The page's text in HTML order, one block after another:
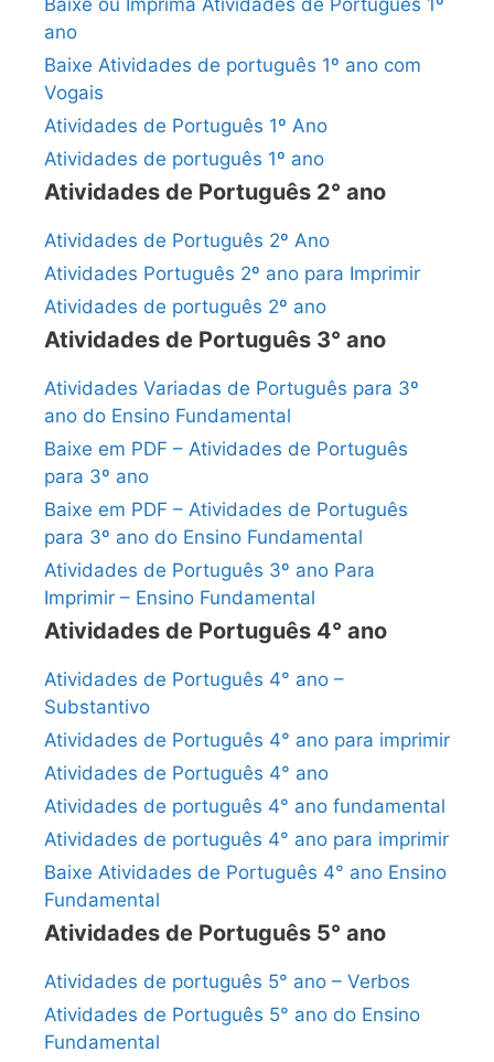
ano
Baixe Atividades de português 1º ano com
Vogais
Atividades de Português 1º Ano
Atividades de português 1º ano
Atividades de Português 2° ano
Atividades de Português 2º Ano
Atividades Português 2º ano para Imprimir
Atividades de português 2º ano
Atividades de Português 3° ano
Atividades Variadas de Português para 3º
ano do Ensino Fundamental
Baixe em PDF – Atividades de Português
para 3º ano
Baixe em PDF – Atividades de Português
para 3º ano do Ensino Fundamental
Atividades de Português 3º ano Para
Imprimir – Ensino Fundamental
Atividades de Português 4° ano
Atividades de Português 4° ano –
Substantivo
Atividades de Português 4° ano para imprimir
Atividades de Português 4° ano
Atividades de português 4° ano fundamental
Atividades de português 4° ano para imprimir
Baixe Atividades de Português 4° ano Ensino
Fundamental
Atividades de Português 5° ano
Atividades de português 5° ano – Verbos
Atividades de Português 5° ano do Ensino
Fundamental